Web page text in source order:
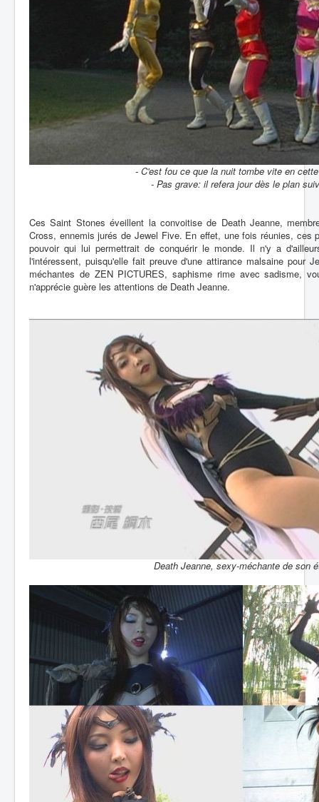
- C'est fou ce que la nuit tombe vite en
- Pas grave: il refera jour dès le plan
Ces Saint Stones éveillent la convoitise de Death Jeanne,
Cross, ennemis jurés de Jewel Five. En effet, une fois réunies, ces
pouvoir qui lui permettrait de conquérir le monde. Il n'y a
l'intéressent, puisqu'elle fait preuve d'une attirance malsaine pour
méchantes de ZEN PICTURES, saphisme rime avec sadisme,
n'apprécie guère les attentions de Death Jeanne.
Death Jeanne, sexy-méchante de son